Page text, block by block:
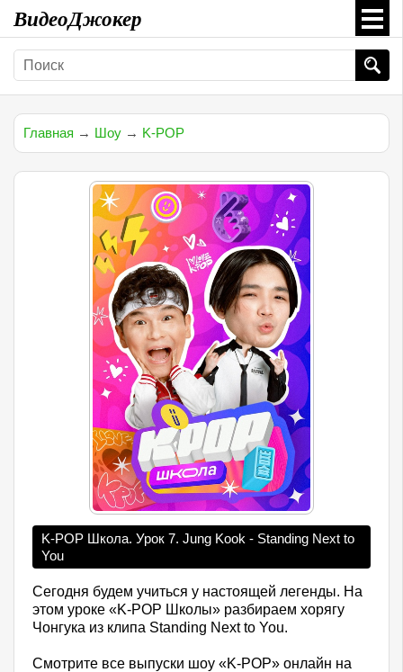
ВидеоДжокер
Главная → Шоу → K-POP
K-POP Школа. Урок 7. Jung Kook - Standing Next to
You
Сегодня будем учиться у настоящей легенды. На
этом уроке «K-POP Школы» разбираем хорягу
Чонгука из клипа Standing Next to You.
Смотрите все выпуски шоу «K-POP» онлайн на